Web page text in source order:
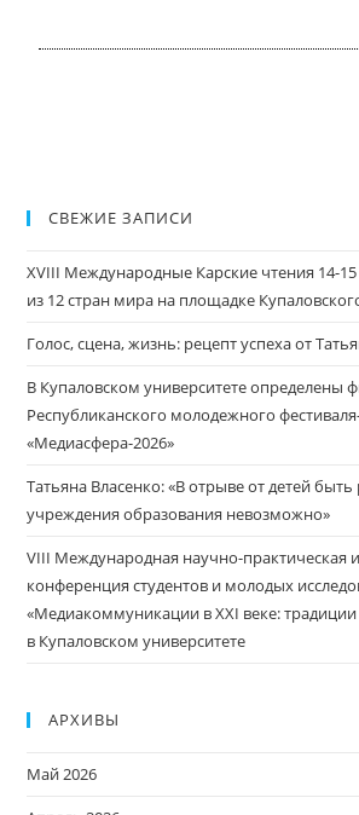
СВЕЖИЕ ЗАПИСИ
XVIII Международные Карские чтения 14-
из 12 стран мира на площадке
Голос, сцена, жизнь: рецепт успеха от
В Купаловском университете определены
Республиканского молодежного
«Медиасфера-2026»
Татьяна Власенко: «В отрыве от детей
учреждения образования невозможно»
VIII Международная научно-практическая
конференция студентов и молодых
«Медиакоммуникации в XXI веке:
в Купаловском университете
АРХИВЫ
Май 2026